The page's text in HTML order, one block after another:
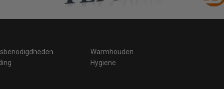
Warmhouden
Hygiene